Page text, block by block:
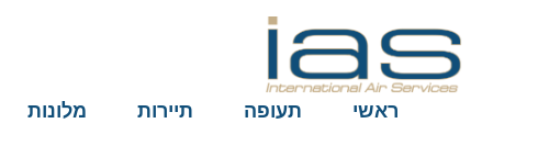
ראשי תעופה תיירות מלונות